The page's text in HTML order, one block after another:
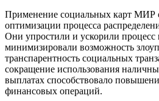
Применение социальных карт МИР
оптимизации процесса
Они упростили и ускорили процесс
минимизировали возможность
транспарентность социальных
сокращение использования
выплатах способствовало
финансовых операций.